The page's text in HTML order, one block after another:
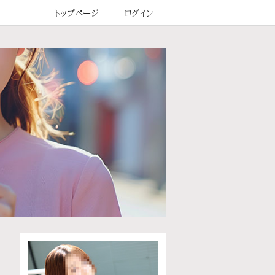
トップページ ログイン